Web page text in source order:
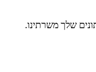
שלך משרתינו.